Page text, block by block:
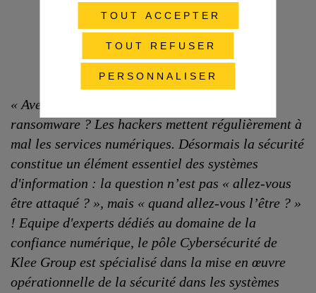
« Avez-vous déjà subi un déni de service ? Un
ransomware ? Les hackers mettent régulièrement à
mal les services numériques. Désormais la sécurité
constitue un élément essentiel des systèmes
d'information : la question n’est pas « allez-vous
être attaqué ? », mais « quand allez-vous l’être ? »
! Equipe d'experts dédiés au domaine de la
confiance numérique, le pôle Cybersécurité de
Klee Group est spécialisé dans la mise en œuvre
opérationnelle de la sécurité dans les systèmes
TOUT ACCEPTER
TOUT REFUSER
PERSONNALISER